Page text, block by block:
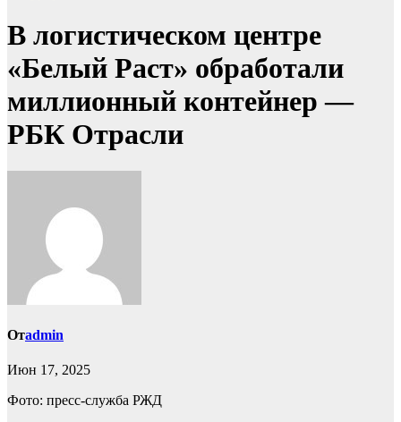
В логистическом центре
«Белый Раст» обработали
миллионный контейнер —
РБК Отрасли
Отadmin
Июн 17, 2025
Фото: пресс-служба РЖД